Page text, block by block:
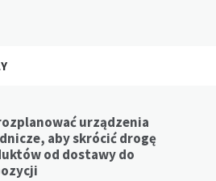
urządzenia
aby skrócić drogę
od dostawy do